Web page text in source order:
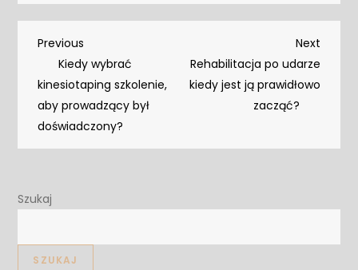
Nawigacja
wpisu
Previous
Post
Previous
Kiedy wybrać
kinesiotaping szkolenie,
aby prowadzący był
doświadczony?
Next
Post
Next
Rehabilitacja po udarze
kiedy jest ją prawidłowo
zacząć?
Szukaj
SZUKAJ